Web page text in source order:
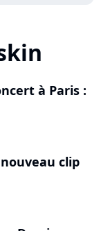
à Paris :
clip